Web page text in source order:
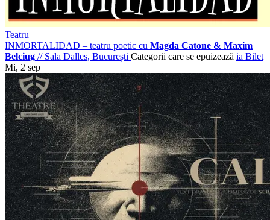
Teatru
INMORTALIDAD – teatru poetic cu Magda Catone & Maxim
Belciug //Sala Dalles, București Categorii care se epuizează ia Bilet
Mi, 2 sep